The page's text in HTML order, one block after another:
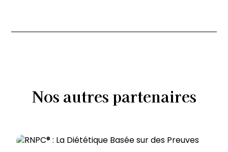
Nos autres partenaires